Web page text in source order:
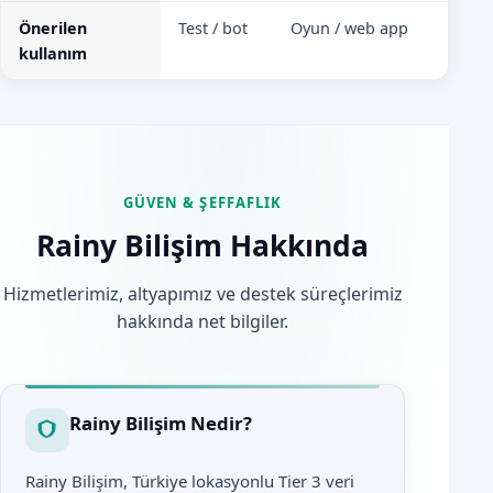
Önerilen
kullanım
Test / bot Oyun / web app
GÜVEN & ŞEFFAFLIK
Rainy Bilişim Hakkında
Hizmetlerimiz, altyapımız ve destek süreçlerimiz
hakkında net bilgiler.
Rainy Bilişim Nedir?
Rainy Bilişim, Türkiye lokasyonlu Tier 3 veri